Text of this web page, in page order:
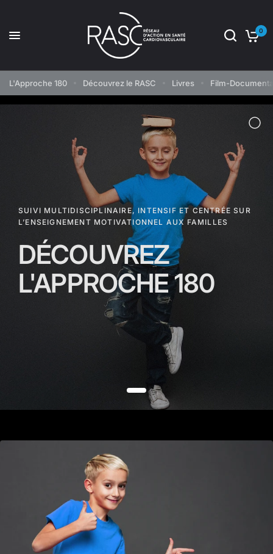
0
L'Approche 180 Découvrez le RASC Livres Film-
SUIVI MULTIDISCIPLINAIRE, INTENSIF ET CENTRÉE SUR
L’ENSEIGNEMENT MOTIVATIONNEL AUX FAMILLES
DÉCOUVREZ
L'APPROCHE 180